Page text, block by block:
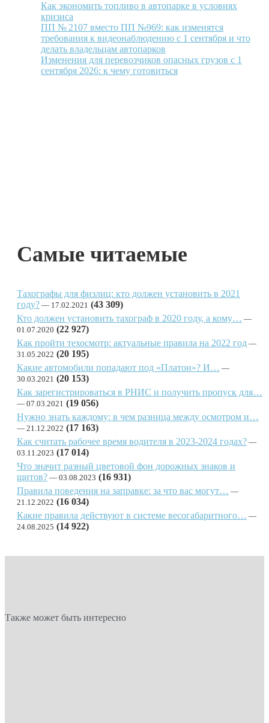
Как экономить топливо в автопарке в условиях
кризиса
ПП № 2107 вместо ПП №969: как изменятся
требования к видеонаблюдению с 1 сентября и что
делать владельцам автопарков
Изменения для перевозчиков опасных грузов с 1
сентября 2026: к чему готовиться
Самые читаемые
Тахографы для физлиц: кто должен установить в 2021
году?
17.02.2021 (43 309)
Кто должен установить тахограф в 2020 году, а кому…
01.07.2020 (22 927)
Как пройти техосмотр: актуальные правила на 2022 год
31.05.2022 (20 195)
Какие автомобили попадают под «Платон»? И…
30.03.2021 (20 153)
Как зарегистрироваться в РНИС и получить пропуск для…
07.03.2021 (19 056)
Нужно знать каждому: в чем разница между осмотром и…
21.12.2022 (17 163)
Как считать рабочее время водителя в 2023-2024 годах?
03.11.2023 (17 014)
Что значит разный цветовой фон дорожных знаков и
щитов?
03.08.2023 (16 931)
Правила поведения на заправке: за что вас могут…
21.12.2022 (16 034)
Какие правила действуют в системе весогабаритного…
24.08.2025 (14 922)
Также может быть интересно